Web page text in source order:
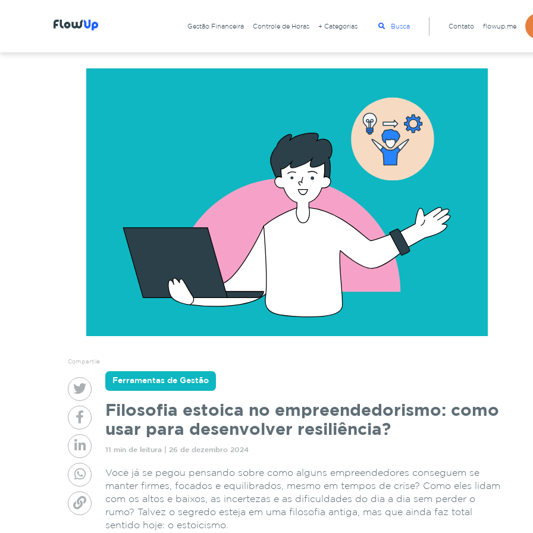
Gestão Financeira Controle de Horas + Categorias Busca Contato flowup.me
Compartile
Ferramentas de Gestão
Filosofia estoica no empreendedorismo: como
usar para desenvolver resiliência?
11 min de leitura | 26 de dezembro 2024
Você já se pegou pensando sobre como alguns empreendedores conseguem se
manter firmes, focados e equilibrados, mesmo em tempos de crise? Como eles lidam
com os altos e baixos, as incertezas e as dificuldades do dia a dia sem perder o
rumo? Talvez o segredo esteja em uma filosofia antiga, mas que ainda faz total
sentido hoje: o estoicismo.